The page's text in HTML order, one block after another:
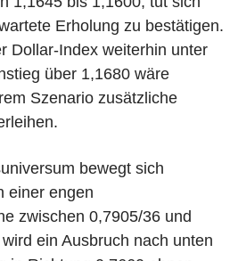
Erholung zu bestätigen.
Dollar-Index weiterhin unter
über 1,1680 wäre
Szenario zusätzliche
bewegt sich
einer engen
zwischen 0,7905/36 und
ein Ausbruch nach unten